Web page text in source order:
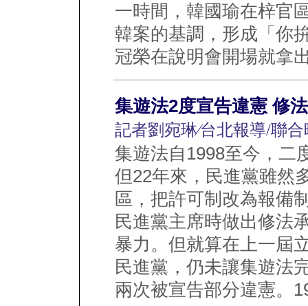
一時間，韓國瑜在梓官
韓案的基調，形成「你
冠榮在說明會開場就拿
集遊法2度宣告違憲 修
記者劉宛琳∕台北報導/聯
集遊法自1998至今，二
但22年來，民進黨雖然
區，把許可制改為報備
民進黨主席時做出修法
暴力。但就算在上一屆
民進黨，仍未讓集遊法
兩次被宣告部分違憲。